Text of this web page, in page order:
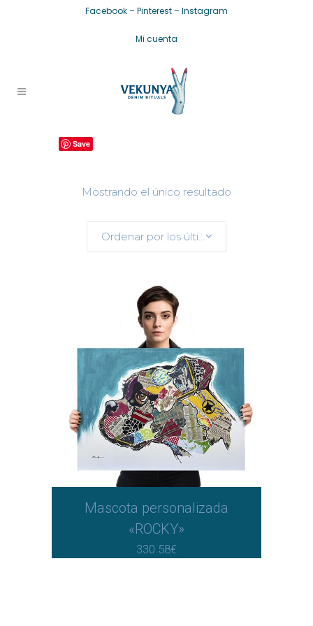
Facebook–Pinterest–Instagram
Mi cuenta
Mostrando el único resultado
Ordenar por los últimos
Save
Mascota personalizada
«ROCKY»
330.58€